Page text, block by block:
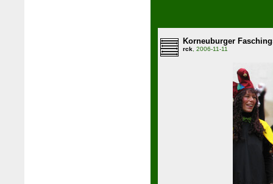
Korneuburger
rck, 2006-11-11